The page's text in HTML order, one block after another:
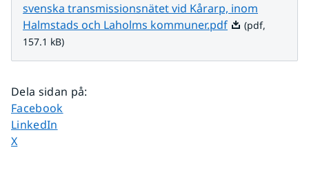
svenska transmissionsnätet vid Kårarp, inom
Halmstads och Laholms kommuner.pdfPdf, 157.1 kB.
(pdf,
157.1 kB)
Dela sidan på:
Dela sidan på
Facebook
Dela sidan på
LinkedIn
Dela sidan på
X